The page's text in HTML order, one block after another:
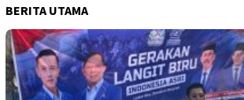
BERITA UTAMA